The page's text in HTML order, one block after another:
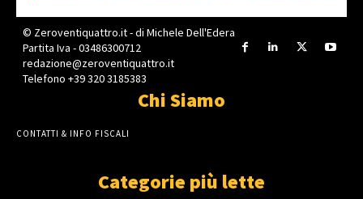
© Zeroventiquattro.it - di Michele Dell'Edera
Partita Iva - 03486300712
redazione@zeroventiquattro.it
Telefono +39 320 3185383
Chi Siamo
CONTATTI & INFO FISCALI
Categorie più lette